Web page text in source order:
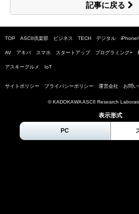
記事に戻る
TOP ASCII倶楽部 ビジネス TECH デジタル
AV アキバ スマホ スタートアップ プログラミング+
アスキーグルメ IoT
サイトポリシー プライバシーポリシー 運営会社 お問
© KADOKAWA ASCII Research
表示形式
PC